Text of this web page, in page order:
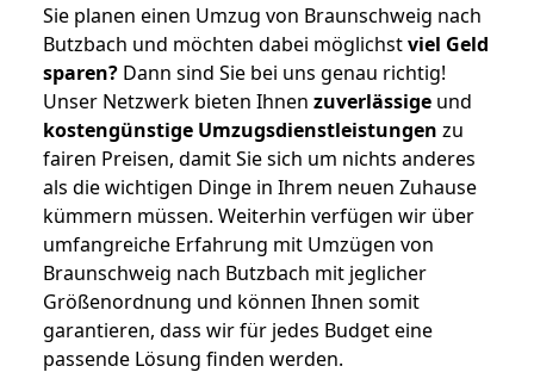
Sie planen einen Umzug von Braunschweig nach
Butzbach und möchten dabei möglichstviel Geld
sparen? Dann sind Sie bei uns genau richtig!
Unser Netzwerk bieten Ihnen zuverlässige und
kostengünstige Umzugsdienstleistungen zu
fairen Preisen, damit Sie sich um nichts anderes
als die wichtigen Dinge in Ihrem neuen Zuhause
kümmern müssen. Weiterhin verfügen wir über
umfangreiche Erfahrung mit Umzügen von
Braunschweig nach Butzbach mit jeglicher
Größenordnung und können Ihnen somit
garantieren, dass wir für jedes Budget eine
passende Lösung finden werden.